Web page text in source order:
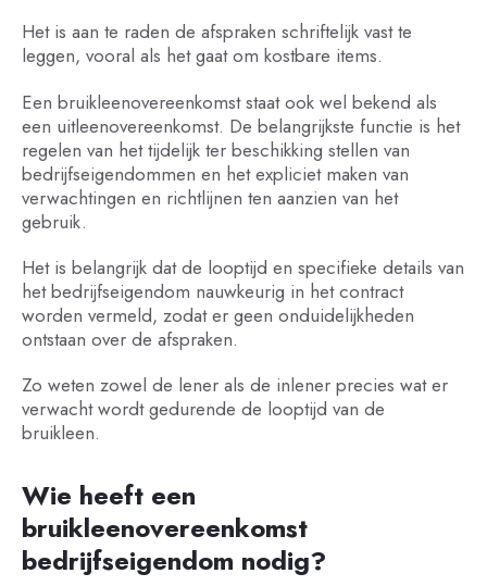
Het is aan te raden de afspraken schriftelijk vast te
leggen, vooral als het gaat om kostbare items.
Een bruikleenovereenkomst staat ook wel bekend als
een uitleenovereenkomst. De belangrijkste functie is het
regelen van het tijdelijk ter beschikking stellen van
bedrijfseigendommen en het expliciet maken van
verwachtingen en richtlijnen ten aanzien van het
gebruik.
Het is belangrijk dat de looptijd en specifieke details van
het bedrijfseigendom nauwkeurig in het contract
worden vermeld, zodat er geen onduidelijkheden
ontstaan over de afspraken.
Zo weten zowel de lener als de inlener precies wat er
verwacht wordt gedurende de looptijd van de
bruikleen.
Wie heeft een
bruikleenovereenkomst
bedrijfseigendom nodig?